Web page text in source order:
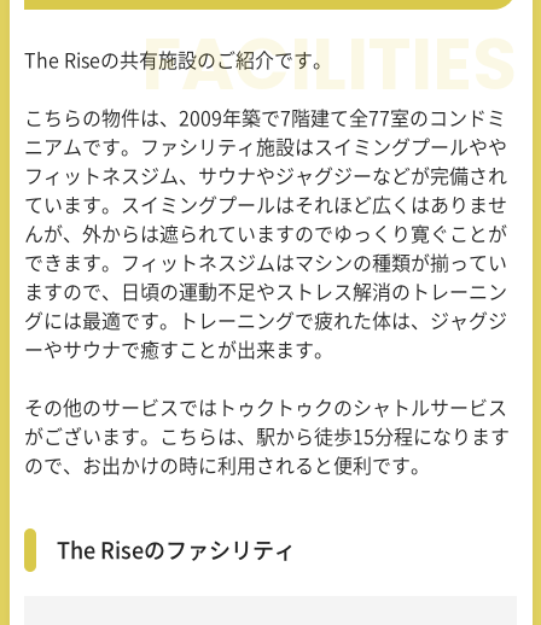
The Riseの共有施設のご紹介です。
こちらの物件は、 2009年築で7 階建て全77室のコンドミ
ニアムです。ファシリティ施設はスイミングプールやや
フィットネスジム、サウナやジャグジーなどが完備され
ています。スイミングプールはそれほど広くはありませ
んが、外からは遮られていますのでゆっくり寛ぐことが
できます。フィットネスジムはマシンの種類が揃ってい
ますので、日頃の運動不足やストレス解消のトレーニン
グには最適です。トレーニングで疲れた体は、ジャグジ
ーやサウナで癒すことが出来ます。
その他のサービスではトゥクトゥクのシャトルサービス
がございます。こちらは、駅から徒歩15分程になります
ので、お出かけの時に利用されると便利です。
The Riseのファシリティ